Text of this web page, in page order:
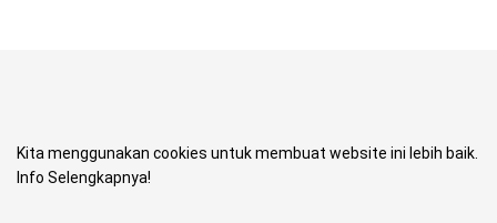
Kita menggunakan cookies untuk membuat website ini lebih baik.
Info Selengkapnya!